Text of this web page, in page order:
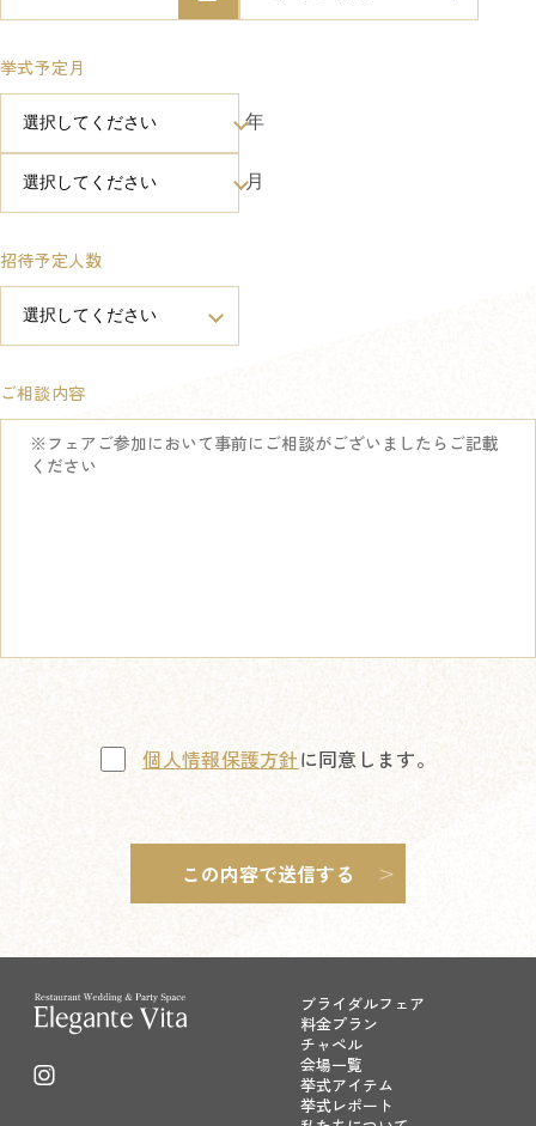
挙式予定月
年
月
招待予定人数
ご相談内容
個人情報保護方針に同意します。
ブライダルフェア
料金プラン
チャペル
会場一覧
挙式アイテム
挙式レポート